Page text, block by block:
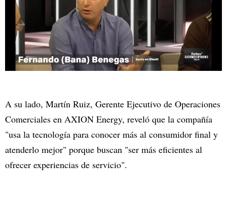
A su lado, Martín Ruiz, Gerente Ejecutivo de Operaciones
Comerciales en AXION Energy, reveló que la compañía
"usa la tecnología para conocer más al consumidor final y
atenderlo mejor" porque buscan "ser más eficientes al
ofrecer experiencias de servicio".